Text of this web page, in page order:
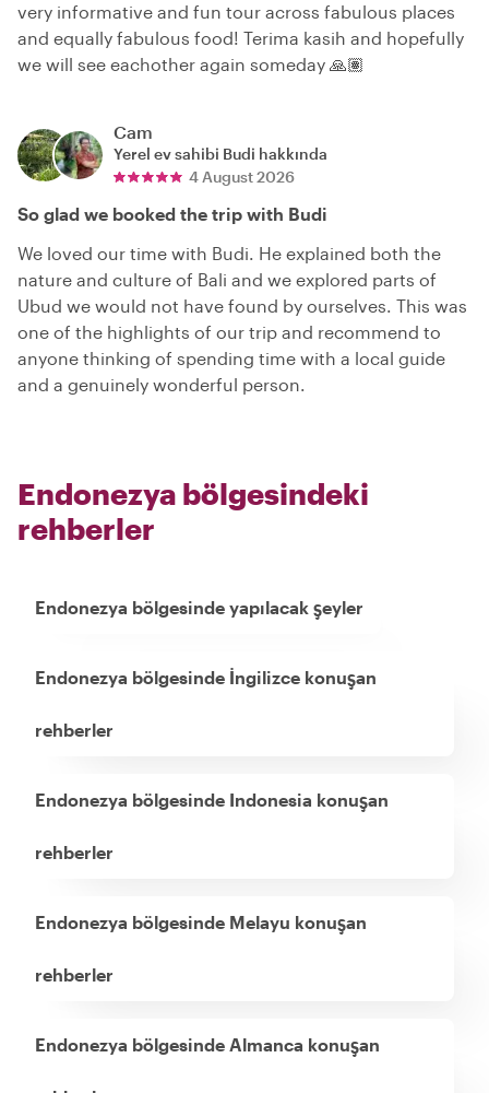
very informative and fun tour across fabulous places
and equally fabulous food! Terima kasih and hopefully
we will see eachother again someday 🙏🏽
Cam
Yerel ev sahibi Budi hakkında
4 August 2026
So glad we booked the trip with Budi
We loved our time with Budi. He explained both the
nature and culture of Bali and we explored parts of
Ubud we would not have found by ourselves. This was
one of the highlights of our trip and recommend to
anyone thinking of spending time with a local guide
and a genuinely wonderful person.
Endonezya bölgesindeki
rehberler
Endonezya bölgesinde yapılacak şeyler
Endonezya bölgesinde İngilizce konuşan
rehberler
Endonezya bölgesinde Indonesia konuşan
rehberler
Endonezya bölgesinde Melayu konuşan
rehberler
Endonezya bölgesinde Almanca konuşan